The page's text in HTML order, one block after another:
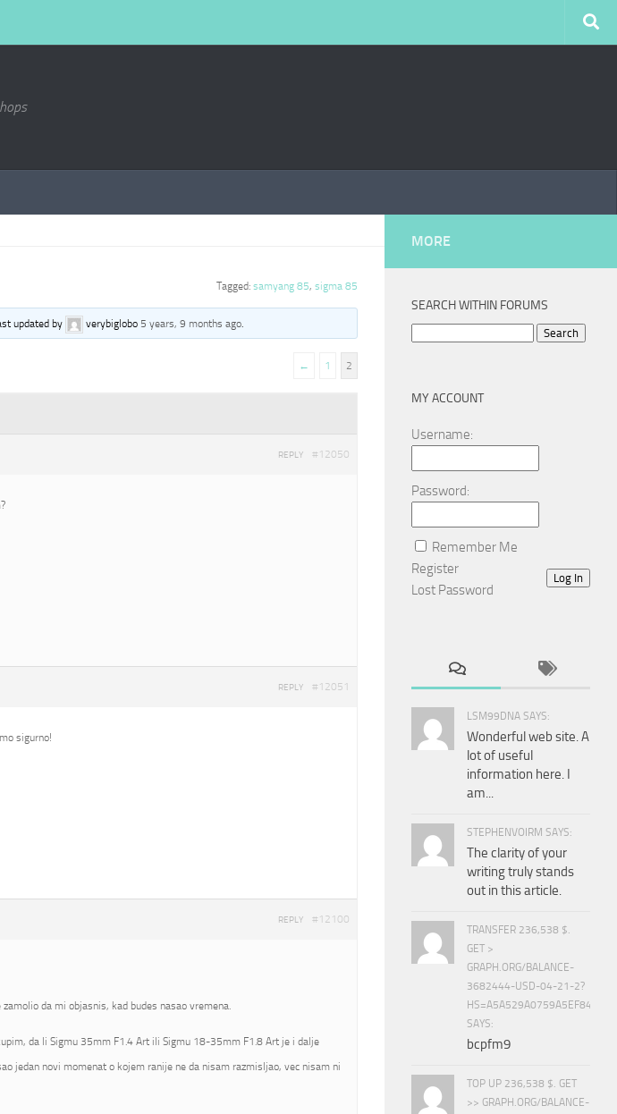
Tagged: samyang 85, sigma 85
updated by verybiglobo 5 years, 9 months ago.
← 1 2
#12050
REPLY
#12051
REPLY
sigurno!
#12100
REPLY
da mi objasnis, kad budes nasao vremena.
da li Sigmu 35mm F1.4 Art ili Sigmu 18-35mm F1.8 Art je i dalje
jedan novi momenat o kojem ranije ne da nisam razmisljao, vec nisam ni
MORE
SEARCH WITHIN FORUMS
MY ACCOUNT
Username:
Password:
Remember Me
Log In
Register
Lost Password
LSM99DNA SAYS:
Wonderful web site. A
lot of useful
information here. I
am...
STEPHENVOIRM SAYS:
The clarity of your
writing truly stands
out in this article.
TRANSFER 236,538 $.
GET >
GRAPH.ORG/BALANCE-
3682444-USD-04-21-2?
SAYS:
bcpfm9
TOP UP 236,538 $. GET
>> GRAPH.ORG/BALANCE-